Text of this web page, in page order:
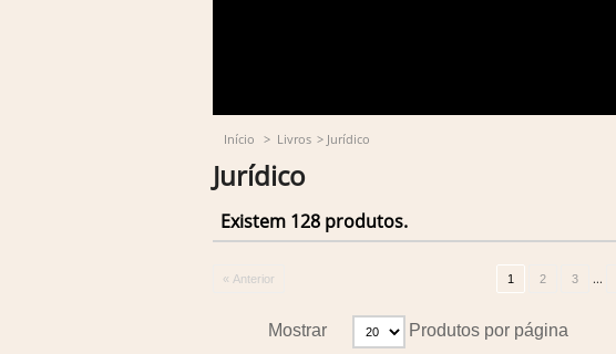
Início > Livros > Jurídico
Jurídico
Existem 128 produtos.
« Anterior 1 2 3 ...
Mostrar Produtos por página